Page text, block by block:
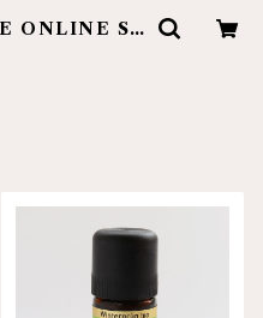
ONLINE SH